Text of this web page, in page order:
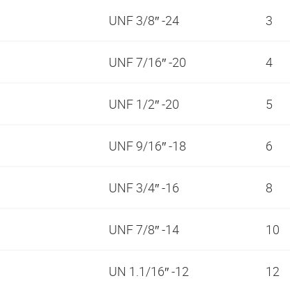
UNF 3/8″ -24 3
UNF 7/16″ -20 4
UNF 1/2″ -20 5
UNF 9/16″ -18 6
UNF 3/4″ -16 8
UNF 7/8″ -14 10
UN 1.1/16″ -12 12